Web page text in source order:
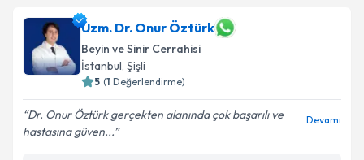
Uzm. Dr. Onur Öztürk
Beyin ve Sinir Cerrahisi
İstanbul, Şişli
5 (1 Değerlendirme)
Dr. Onur Öztürk gerçekten alanında çok başarılı ve
hastasına güven...
Devamı